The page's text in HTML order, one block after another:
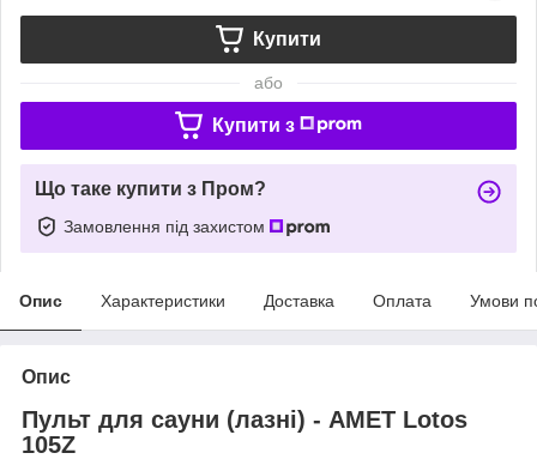
Купити
або
Купити з
Що таке купити з Пром?
Замовлення під захистом
Опис Характеристики Доставка Оплата Умови
Опис
Пульт для сауни (лазні) - AMET Lotos
105Z